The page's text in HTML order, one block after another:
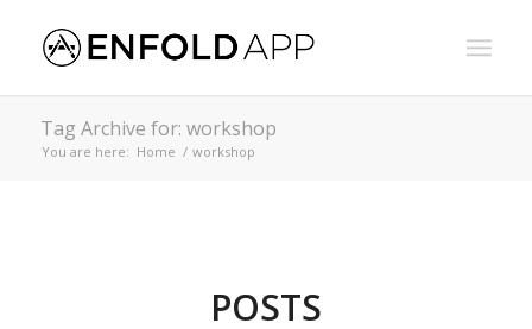
Tag Archive for: workshop
You are here: Home / workshop
POSTS